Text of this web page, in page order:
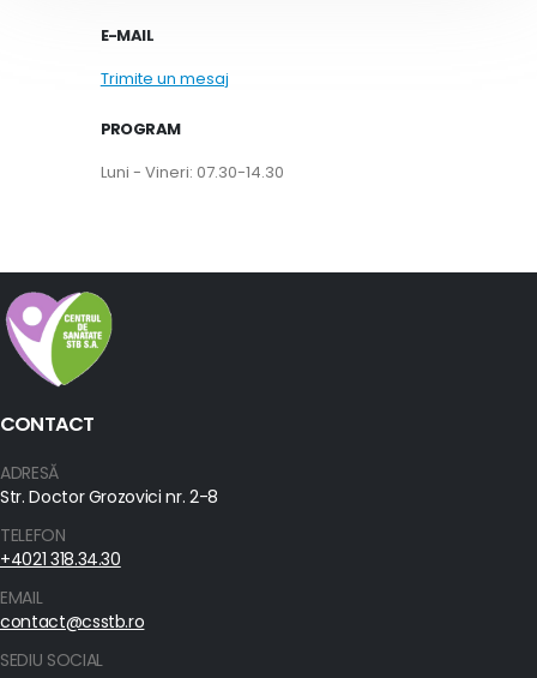
E-MAIL
Trimite un mesaj
PROGRAM
Luni - Vineri: 07.30-14.30
CONTACT
ADRESĂ
Str. Doctor Grozovici nr. 2-8
TELEFON
+4021 318.34.30
EMAIL
contact@csstb.ro
SEDIU SOCIAL